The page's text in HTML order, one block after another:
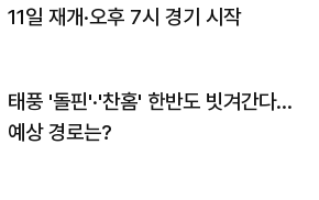
11일 재개·오후 7시 경기 시작
태풍 '돌핀'·'찬홈' 한반도 빗겨간다…
예상 경로는?